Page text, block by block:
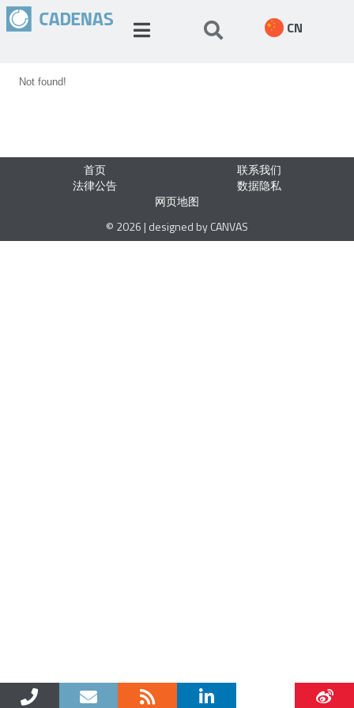
CN
Not found!
首页
联系我们
法律公告
数据隐私
网页地图
© 2026 | designed by CANVAS